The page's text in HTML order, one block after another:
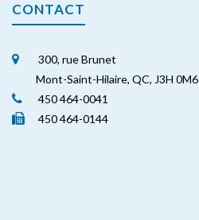
CONTACT
300, rue Brunet
Mont-Saint-Hilaire, QC, J3H 0M6
450 464-0041
450 464-0144